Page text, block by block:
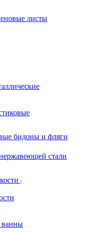
листы
бидоны и фляги
стали